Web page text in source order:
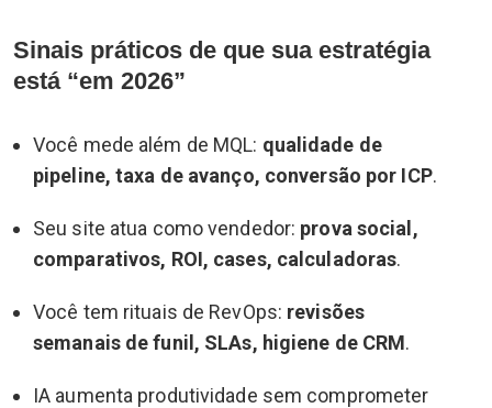
Sinais práticos de que sua estratégia
está “em 2026”
Você mede além de MQL: qualidade de
pipeline, taxa de avanço, conversão por ICP.
Seu site atua como vendedor: prova social,
comparativos, ROI, cases, calculadoras.
Você tem rituais de RevOps: revisões
semanais de funil, SLAs, higiene de CRM.
IA aumenta produtividade sem comprometer